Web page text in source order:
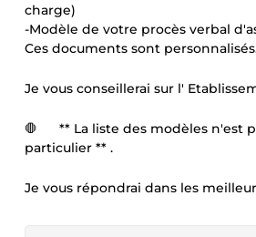
charge)
-Modèle de votre procès verbal
Ces documents sont
Je vous conseillerai sur l'
🛑 ** La liste des modèles n'est
particulier ** .
Je vous répondrai dans les